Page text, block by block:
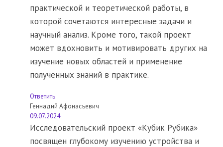
практической и теоретической работы, в
которой сочетаются интересные задачи и
научный анализ. Кроме того, такой проект
может вдохновить и мотивировать других на
изучение новых областей и применение
полученных знаний в практике.
Ответить
Геннадий Афонасъевич
09.07.2024
Исследовательский проект «Кубик Рубика»
посвящен глубокому изучению устройства и